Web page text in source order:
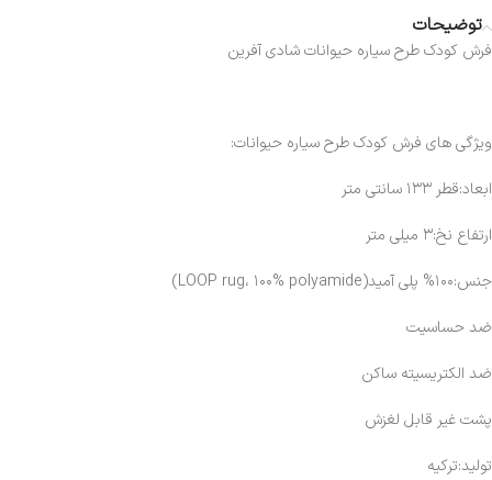
توضیحات
فرش کودک طرح سیاره حیوانات شادی آفرین
ویژگی های فرش کودک طرح سیاره حیوانات:
ابعاد:قطر ۱۳۳ سانتی متر
ارتفاع نخ:۳ میلی متر
جنس:۱۰۰% پلی آمید(LOOP rug، ۱۰۰% polyamide)
ضد حساسیت
ضد الکتریسیته ساکن
پشت غیر قابل لغزش
تولید:ترکیه